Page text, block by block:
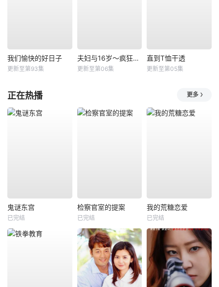
我们愉快的好日子
更新至第93集
夫妇与16岁～疯狂的邻居～
更新至第06集
直到T恤干透
更新至第05集
正在热播 更多
鬼谜东宫
已完结
检察官室的提案
已完结
我的荒糖恋爱
已完结